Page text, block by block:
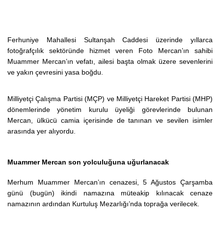
Ferhuniye Mahallesi Sultanşah Caddesi üzerinde yıllarca
fotoğrafçılık sektöründe hizmet veren Foto Mercan’ın sahibi
Muammer Mercan’ın vefatı, ailesi başta olmak üzere sevenlerini
ve yakın çevresini yasa boğdu.
Milliyetçi Çalışma Partisi (MÇP) ve Milliyetçi Hareket Partisi (MHP)
dönemlerinde yönetim kurulu üyeliği görevlerinde bulunan
Mercan, ülkücü camia içerisinde de tanınan ve sevilen isimler
arasında yer alıyordu.
Muammer Mercan son yolculuğuna uğurlanacak
Merhum Muammer Mercan’ın cenazesi, 5 Ağustos Çarşamba
günü (bugün) ikindi namazına müteakip kılınacak cenaze
namazının ardından Kurtuluş Mezarlığı’nda toprağa verilecek.